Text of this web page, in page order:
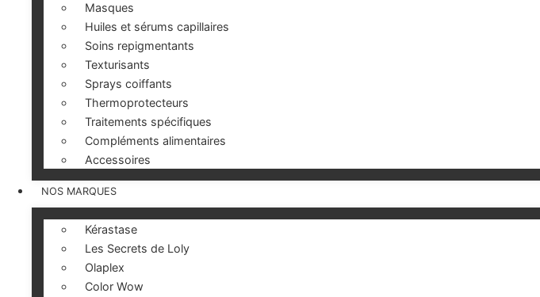
Masques
Huiles et sérums capillaires
Soins repigmentants
Texturisants
Sprays coiffants
Thermoprotecteurs
Traitements spécifiques
Compléments alimentaires
Accessoires
NOS MARQUES
Kérastase
Les Secrets de Loly
Olaplex
Color Wow